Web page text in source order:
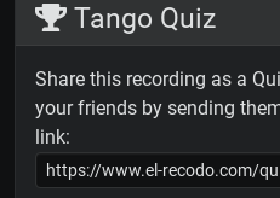
Tango Quiz
Share this recording as a
your friends by sending
link: